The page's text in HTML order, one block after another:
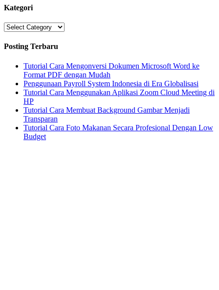
Kategori
Kategori
Posting Terbaru
Tutorial Cara Mengonversi Dokumen Microsoft Word ke
Format PDF dengan Mudah
Penggunaan Payroll System Indonesia di Era Globalisasi
Tutorial Cara Menggunakan Aplikasi Zoom Cloud Meeting di
HP
Tutorial Cara Membuat Background Gambar Menjadi
Transparan
Tutorial Cara Foto Makanan Secara Profesional Dengan Low
Budget